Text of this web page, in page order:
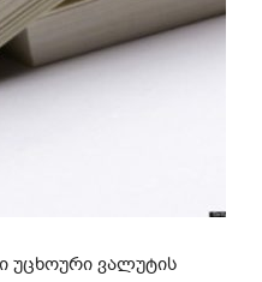
უცხოური ვალუტის